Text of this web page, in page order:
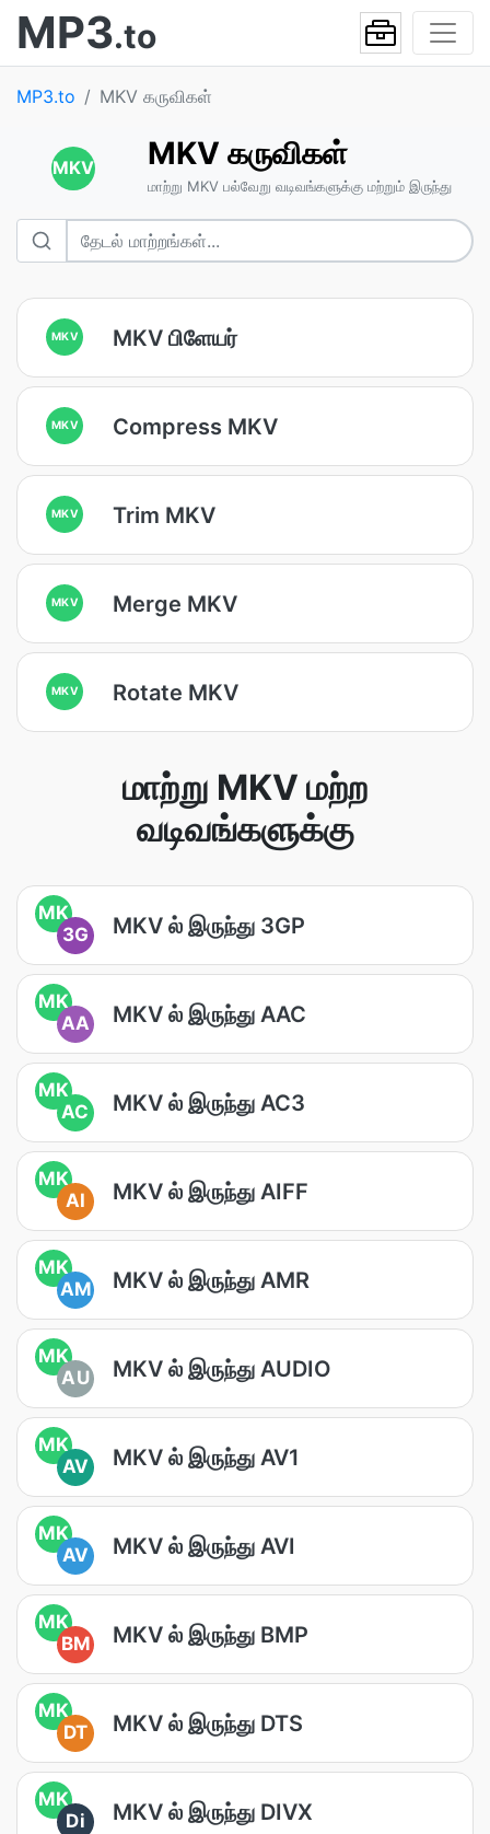
MP3.to
MP3.to MKV கருவிகள்
MKV MKV கருவிகள்
மாற்று MKV பல்வேறு வடிவங்களுக்கு மற்றும் இருந்து
MKV MKV பிளேயர்
MKV Compress MKV
MKV Trim MKV
MKV Merge MKV
MKV Rotate MKV
மாற்று MKV மற்ற
வடிவங்களுக்கு
MK
3G
MKV ல் இருந்து 3GP
MK
AA
MKV ல் இருந்து AAC
MK
AC
MKV ல் இருந்து AC3
MK
AI
MKV ல் இருந்து AIFF
MK
AM
MKV ல் இருந்து AMR
MK
AU
MKV ல் இருந்து AUDIO
MK
AV
MKV ல் இருந்து AV1
MK
AV
MKV ல் இருந்து AVI
MK
BM
MKV ல் இருந்து BMP
MK
DT
MKV ல் இருந்து DTS
MK
Di
MKV ல் இருந்து DIVX